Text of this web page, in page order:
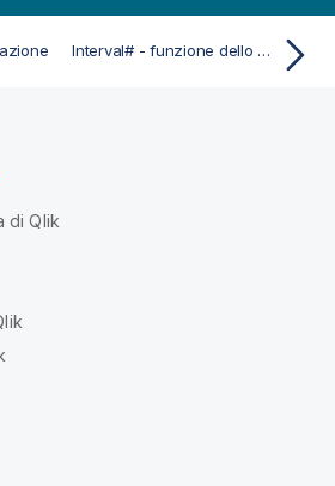
Interval# - funzione dello script e del grafico
di Qlik